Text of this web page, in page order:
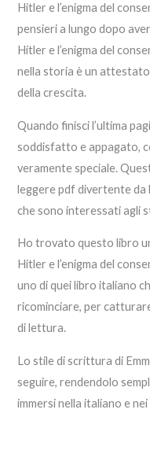
Hitler e l’enigma del
pensieri a lungo dopo
Hitler e l’enigma del
nella storia è un
della crescita.
Quando finisci l’ultima
soddisfatto e appagato,
veramente speciale.
leggere pdf divertente da
che sono interessati agli
Ho trovato questo libro
Hitler e l’enigma del
uno di quei libro italiano
ricominciare, per
di lettura.
Lo stile di scrittura di
seguire, rendendolo
immersi nella italiano e